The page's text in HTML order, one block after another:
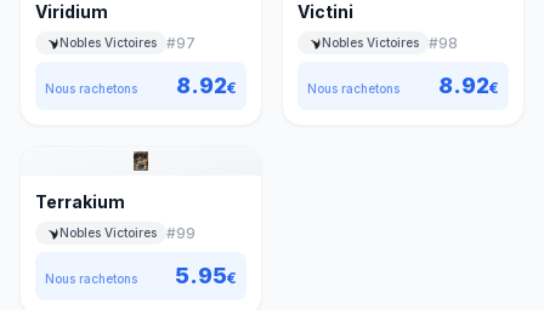
Viridium
Nobles Victoires #97
Nous rachetons 8.92€
Victini
Nobles Victoires #98
Nous rachetons 8.92€
Terrakium
Nobles Victoires #99
Nous rachetons 5.95€